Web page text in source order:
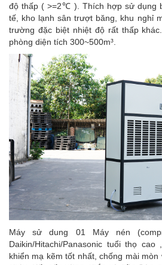
độ thấp ( >=2℃ ). Thích hợp sử dụng
tế, kho lạnh sân trượt băng, khu nghỉ
trường đặc biệt nhiệt độ rất thấp
phòng diện tích 300~500m³.
Máy sử dung 01 Máy nén
Daikin/Hitachi/Panasonic tuổi thọ
khiển mạ kẽm tốt nhất, chống mài